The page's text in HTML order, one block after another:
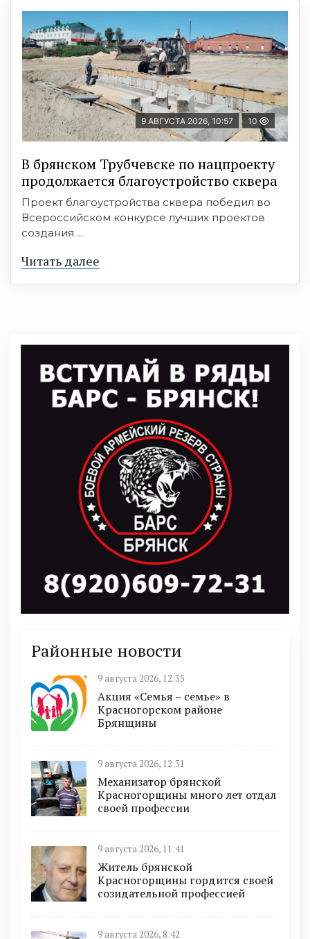
9 АВГУСТА 2026, 10:57 10
В брянском Трубчевске по нацпроекту
продолжается благоустройство сквера
Проект благоустройства сквера победил во
Всероссийском конкурсе лучших проектов
создания ...
Читать далее
Районные новости
9 августа 2026, 12:35
Акция «Семья – семье» в
Красногорском районе
Брянщины
9 августа 2026, 12:31
Механизатор брянской
Красногорщины много лет отдал
своей профессии
9 августа 2026, 11:41
Житель брянской
Красногорщины гордится своей
созидательной профессией
9 августа 2026, 8:42